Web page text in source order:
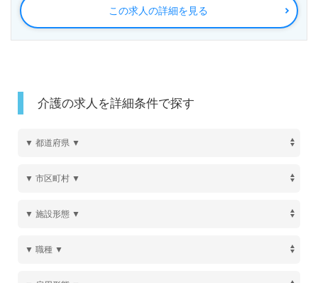
この求人の詳細を見る
介護の求人を詳細条件で探す